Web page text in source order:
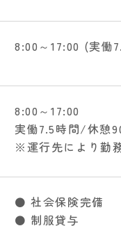
8:00～17:00 (実働
8:00～17:00
実働7.5時間/休憩
※運行先により勤
⚫ 社会保険完備
⚫ 制服貸与